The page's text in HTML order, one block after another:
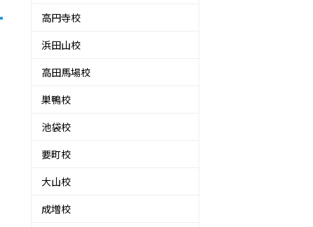
高円寺校
浜田山校
高田馬場校
巣鴨校
池袋校
要町校
大山校
成増校